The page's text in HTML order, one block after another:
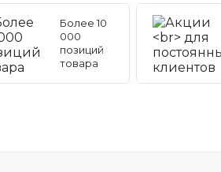
Более 10
000
позиций
товара